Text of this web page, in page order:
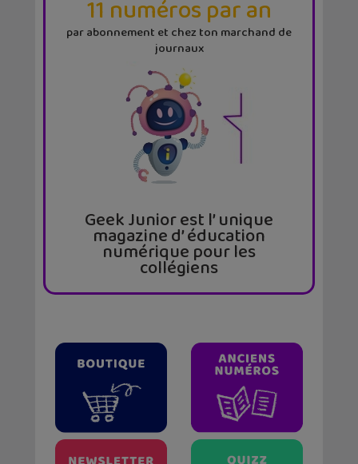
11 numéros par an
par abonnement et chez ton marchand de
journaux
Geek Junior est l’ unique
magazine d’ éducation
numérique pour les
collégiens